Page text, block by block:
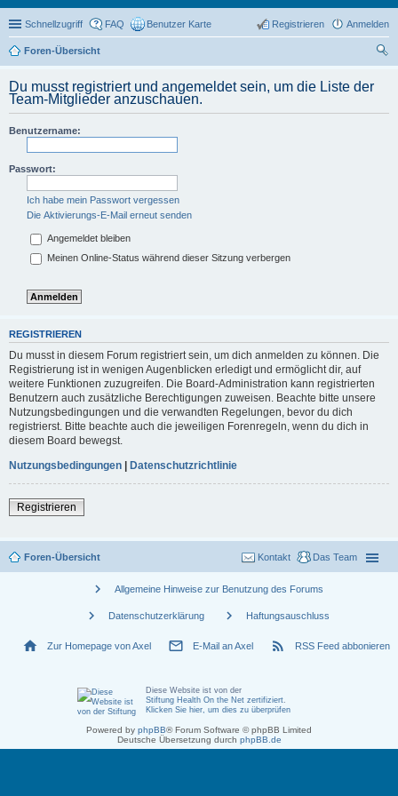
Schnellzugriff FAQ Benutzer Karte Anmelden
Registrieren
Foren-Übersicht
Du musst registriert und angemeldet sein, um die Liste der
Team-Mitglieder anzuschauen.
Benutzername:
Passwort:
Ich habe mein Passwort vergessen
Die Aktivierungs-E-Mail erneut senden
Angemeldet bleiben
Meinen Online-Status während dieser Sitzung verbergen
REGISTRIEREN
Du musst in diesem Forum registriert sein, um dich anmelden zu können. Die
Registrierung ist in wenigen Augenblicken erledigt und ermöglicht dir, auf
weitere Funktionen zuzugreifen. Die Board-Administration kann registrierten
Benutzern auch zusätzliche Berechtigungen zuweisen. Beachte bitte unsere
Nutzungsbedingungen und die verwandten Regelungen, bevor du dich
registrierst. Bitte beachte auch die jeweiligen Forenregeln, wenn du dich in
diesem Board bewegst.
Nutzungsbedingungen | Datenschutzrichtlinie
Registrieren
Foren-Übersicht Das Team
Kontakt
chevron_right Allgemeine Hinweise zur Benutzung des Forums
chevron_right Datenschutzerklärung chevron_right Haftungsauschluss
home Zur Homepage von Axel mail_outline E-Mail an Axel rss_feed RSS Feed abbonieren
Diese Website ist von der
Stiftung Health On the Net zertifiziert
Klicken Sie hier, um dies zu überprüfen
Powered by phpBB® Forum Software © phpBB Limited
Deutsche Übersetzung durch phpBB.de